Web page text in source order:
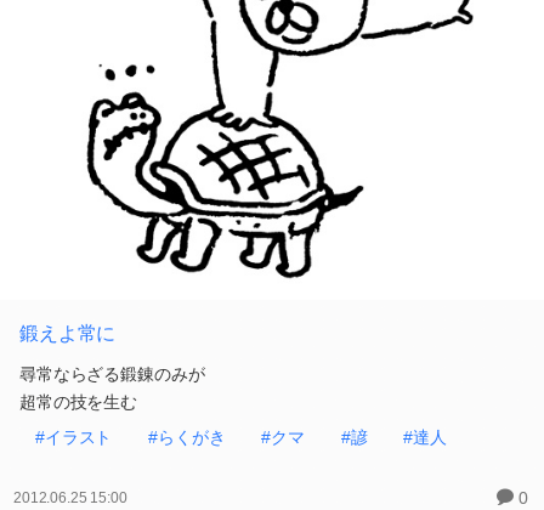
鍛えよ常に
尋常ならざる鍛錬のみが
超常の技を生む
#イラスト
#らくがき #クマ #諺 #達人
2012.06.25 15:00 0